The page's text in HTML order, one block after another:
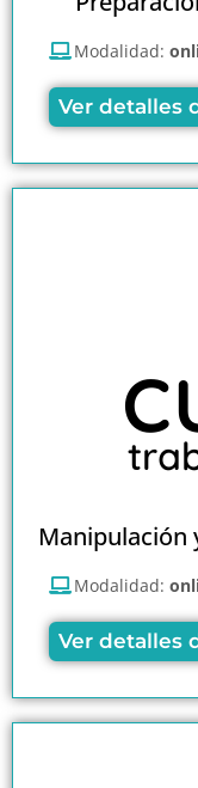
Modalidad:
Ver detalles
Manipulación
Modalidad:
Ver detalles